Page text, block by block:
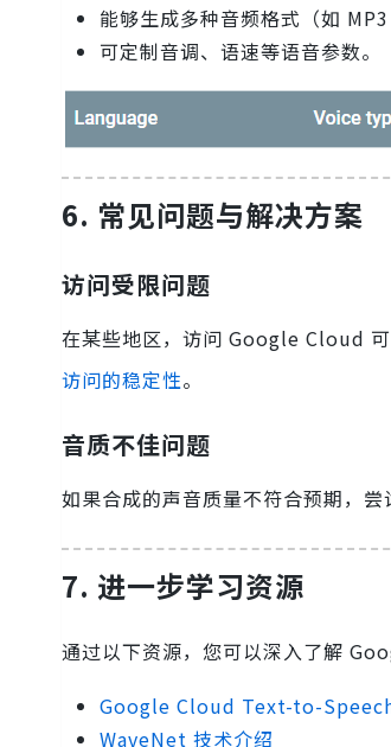
能够生成多种音频格式（如 MP3
可定制音调、语速等语音参数。
6. 常见问题与解决方案
访问受限问题
在某些地区，访问 Google Cloud
访问的稳定性。
音质不佳问题
如果合成的声音质量不符合预期，
7. 进一步学习资源
通过以下资源，您可以深入了解
Google Cloud Text-to-
WaveNet 技术介绍